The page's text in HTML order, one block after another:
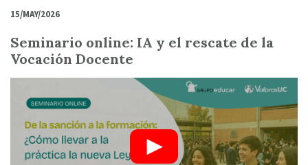
15/MAY/2026
Seminario online: IA y el rescate de la
Vocación Docente